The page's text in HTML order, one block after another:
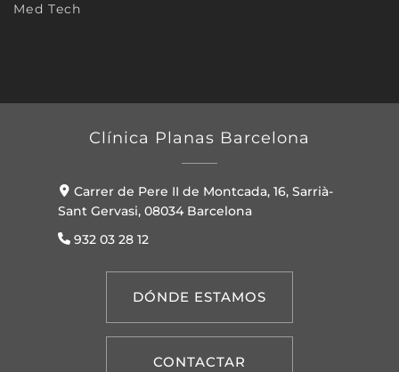
Med Tech
Clínica Planas Barcelona
Carrer de Pere II de Montcada, 16, Sarrià-
Sant Gervasi, 08034 Barcelona
932 03 28 12
DÓNDE ESTAMOS
CONTACTAR